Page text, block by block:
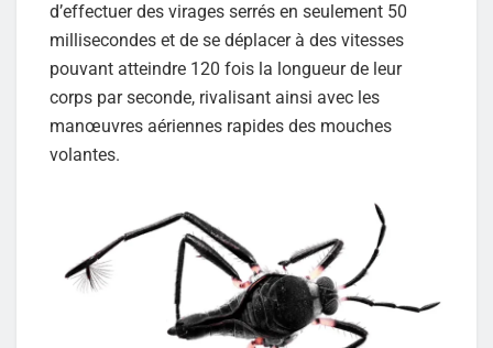
d’effectuer des virages serrés en seulement 50
millisecondes et de se déplacer à des vitesses
pouvant atteindre 120 fois la longueur de leur
corps par seconde, rivalisant ainsi avec les
manœuvres aériennes rapides des mouches
volantes.